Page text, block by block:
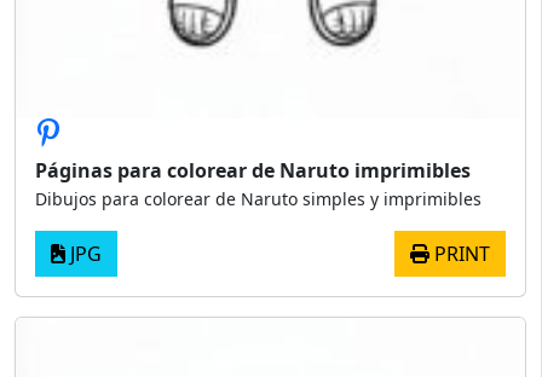
Páginas para colorear de Naruto imprimibles
Dibujos para colorear de Naruto simples y imprimibles
JPG PRINT